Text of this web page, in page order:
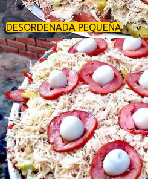
DESORDENADA PEQUEÑA